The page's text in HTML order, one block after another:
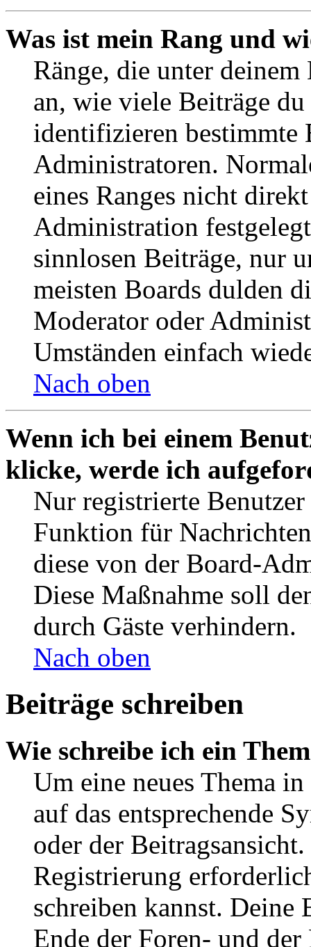
Was ist mein Rang und
Ränge, die unter deinem
an, wie viele Beiträge
identifizieren bestimmte
Administratoren.
eines Ranges nicht
Administration
sinnlosen Beiträge, nur
meisten Boards dulden
Moderator oder
Umständen einfach
Nach oben
Wenn ich bei einem
klicke, werde ich
Nur registrierte
Funktion für
diese von der Board-
Diese Maßnahme soll
durch Gäste verhindern.
Nach oben
Beiträge schreiben
Wie schreibe ich ein
Um eine neues Thema
auf das entsprechende
oder der
Registrierung
schreiben kannst. Deine
Ende der Foren- und